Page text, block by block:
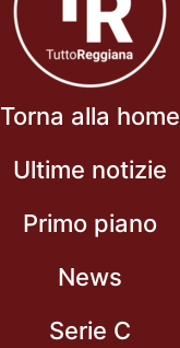
Torna alla home
Ultime notizie
Primo piano
News
Serie C